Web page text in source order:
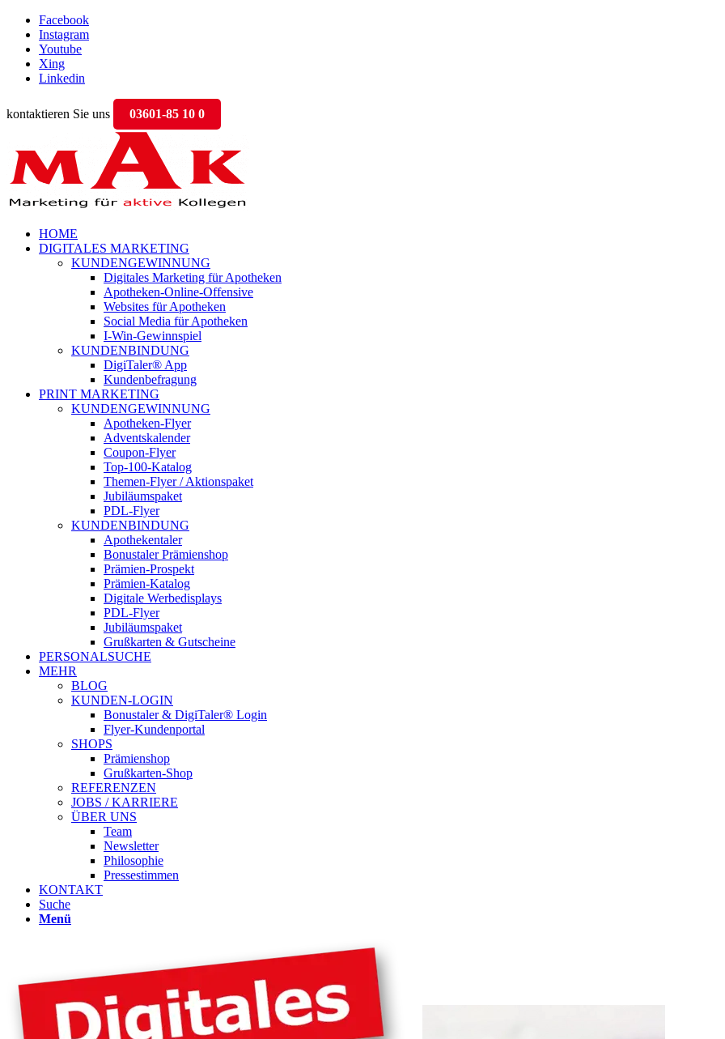
Facebook
Instagram
Youtube
Xing
Linkedin
kontaktieren Sie uns 03601-85 10 0
HOME
DIGITALES MARKETING
KUNDENGEWINNUNG
Digitales Marketing für Apotheken
Apotheken-Online-Offensive
Websites für Apotheken
Social Media für Apotheken
I-Win-Gewinnspiel
KUNDENBINDUNG
DigiTaler® App
Kundenbefragung
PRINT MARKETING
KUNDENGEWINNUNG
Apotheken-Flyer
Adventskalender
Coupon-Flyer
Top-100-Katalog
Themen-Flyer / Aktionspaket
Jubiläumspaket
PDL-Flyer
KUNDENBINDUNG
Apothekentaler
Bonustaler Prämienshop
Prämien-Prospekt
Prämien-Katalog
Digitale Werbedisplays
PDL-Flyer
Jubiläumspaket
Grußkarten & Gutscheine
PERSONALSUCHE
MEHR
BLOG
KUNDEN-LOGIN
Bonustaler & DigiTaler® Login
Flyer-Kundenportal
SHOPS
Prämienshop
Grußkarten-Shop
REFERENZEN
JOBS / KARRIERE
ÜBER UNS
Team
Newsletter
Philosophie
Pressestimmen
KONTAKT
Suche
Menü